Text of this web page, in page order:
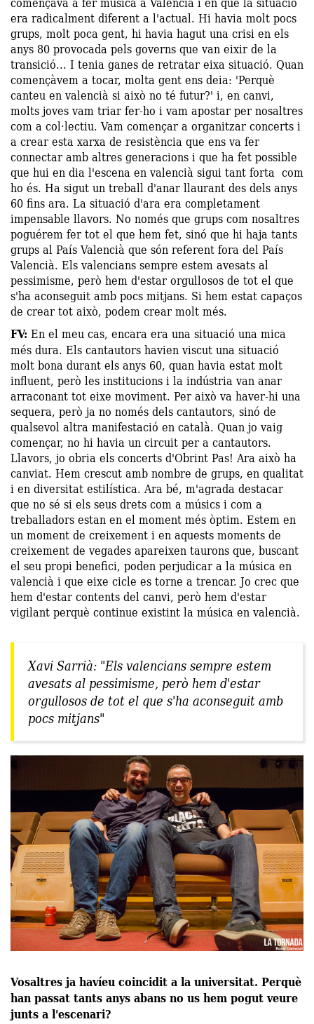
era radicalment diferent a l'actual. Hi havia molt pocs
grups, molt poca gent, hi havia hagut una crisi en els
anys 80 provocada pels governs que van eixir de la
transició... I tenia ganes de retratar eixa situació. Quan
començàvem a tocar, molta gent ens deia: 'Perquè
canteu en valencià si això no té futur?' i, en canvi,
molts joves vam triar fer-ho i vam apostar per nosaltres
com a col·lectiu. Vam començar a organitzar concerts i
a crear esta xarxa de resistència que ens va fer
connectar amb altres generacions i que ha fet possible
que hui en dia l'escena en valencià sigui tant forta com
ho és. Ha sigut un treball d'anar llaurant des dels anys
60 fins ara. La situació d'ara era completament
impensable llavors. No només que grups com nosaltres
poguérem fer tot el que hem fet, sinó que hi haja tants
grups al País Valencià que són referent fora del País
Valencià. Els valencians sempre estem avesats al
pessimisme, però hem d'estar orgullosos de tot el que
s'ha aconseguit amb pocs mitjans. Si hem estat capaços
de crear tot això, podem crear molt més.
FV: En el meu cas, encara era una situació una mica
més dura. Els cantautors havien viscut una situació
molt bona durant els anys 60, quan havia estat molt
influent, però les institucions i la indústria van anar
arraconant tot eixe moviment. Per això va haver-hi una
sequera, però ja no només dels cantautors, sinó de
qualsevol altra manifestació en català. Quan jo vaig
començar, no hi havia un circuit per a cantautors.
Llavors, jo obria els concerts d'Obrint Pas! Ara això ha
canviat. Hem crescut amb nombre de grups, en qualitat
i en diversitat estilística. Ara bé, m'agrada destacar
que no sé si els seus drets com a músics i com a
treballadors estan en el moment més òptim. Estem en
un moment de creixement i en aquests moments de
creixement de vegades apareixen taurons que, buscant
el seu propi benefici, poden perjudicar a la música en
valencià i que eixe cicle es torne a trencar. Jo crec que
hem d'estar contents del canvi, però hem d'estar
vigilant perquè continue existint la música en valencià.
Xavi Sarrià: "Els valencians sempre estem
avesats al pessimisme, però hem d'estar
orgullosos de tot el que s'ha aconseguit amb
pocs mitjans"
Vosaltres ja havíeu coincidit a la universitat. Perquè
han passat tants anys abans no us hem pogut veure
junts a l'escenari?